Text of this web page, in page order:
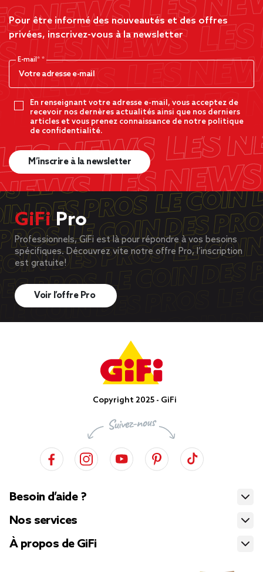
Pour être informé des nouveautés et des offres
privées, inscrivez-vous à la newsletter
E-mail*
En renseignant votre adresse e-mail, vous acceptez de
recevoir nos dernères actualités ainsi que nos derniers
articles et vous prenez connaissance de notre politique
de confidentialité.
M’inscrire à la newsletter
GiFiPro
Professionnels, GiFi est là pour répondre à vos besoins
spécifiques. Découvrez vite notre offre Pro, l’inscription
est gratuite!
Voir l’offre Pro
Copyright 2025 - GiFi
Besoin d’aide ?
Nos services
À propos de GiFi